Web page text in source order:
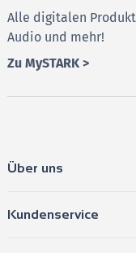
Alle digitalen
Audio und mehr!
Zu MySTARK >
Über uns
Kundenservice